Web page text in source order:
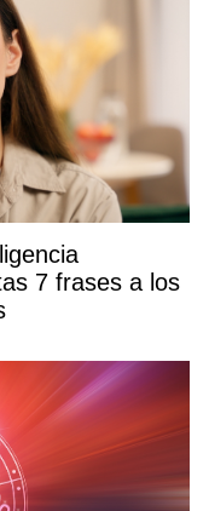
7 frases a los